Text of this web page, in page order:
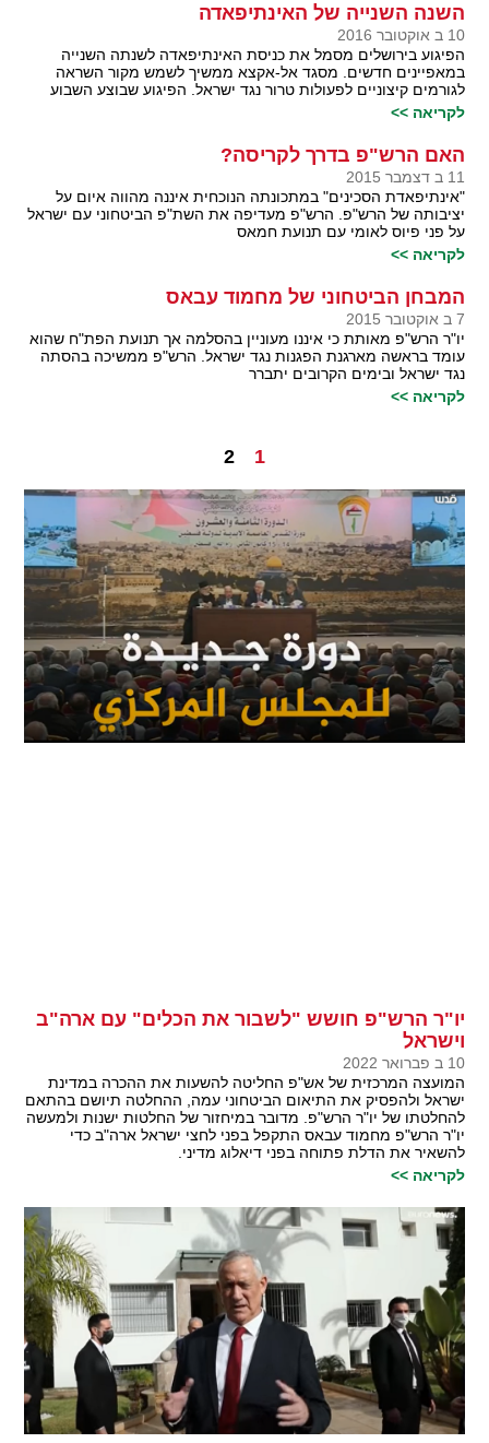
השנה השנייה של האינתיפאדה
10 ב אוקטובר 2016
הפיגוע בירושלים מסמל את כניסת האינתיפאדה לשנתה השנייה
במאפיינים חדשים. מסגד אל-אקצא ממשיך לשמש מקור השראה
לגורמים קיצוניים לפעולות טרור נגד ישראל. הפיגוע שבוצע השבוע
לקריאה >>
האם הרש"פ בדרך לקריסה?
11 ב דצמבר 2015
"אינתיפאדת הסכינים" במתכונתה הנוכחית איננה מהווה איום על
יציבותה של הרש"פ. הרש"פ מעדיפה את השת"פ הביטחוני עם ישראל
על פני פיוס לאומי עם תנועת חמאס
לקריאה >>
המבחן הביטחוני של מחמוד עבאס
7 ב אוקטובר 2015
יו"ר הרש"פ מאותת כי איננו מעוניין בהסלמה אך תנועת הפת"ח שהוא
עומד בראשה מארגנת הפגנות נגד ישראל. הרש"פ ממשיכה בהסתה
נגד ישראל ובימים הקרובים יתברר
לקריאה >>
1
2
יו"ר הרש"פ חושש "לשבור את הכלים" עם ארה"ב
וישראל
10 ב פברואר 2022
המועצה המרכזית של אש"פ החליטה להשעות את ההכרה במדינת
ישראל ולהפסיק את התיאום הביטחוני עמה, ההחלטה תיושם בהתאם
להחלטתו של יו"ר הרש"פ. מדובר במיחזור של החלטות ישנות ולמעשה
יו"ר הרש"פ מחמוד עבאס התקפל בפני לחצי ישראל ארה"ב כדי
להשאיר את הדלת פתוחה בפני דיאלוג מדיני.
לקריאה >>